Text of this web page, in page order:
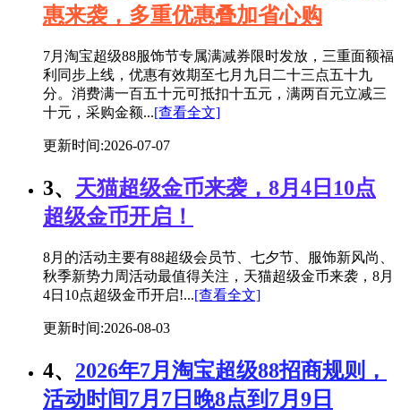
惠来袭，多重优惠叠加省心购
7月淘宝超级88服饰节专属满减券限时发放，三重面额福
利同步上线，优惠有效期至七月九日二十三点五十九
分。消费满一百五十元可抵扣十五元，满两百元立减三
十元，采购金额...[查看全文]
更新时间:2026-07-07
3、 天猫超级金币来袭，8月4日10点
超级金币开启！
8月的活动主要有88超级会员节、七夕节、服饰新风尚、
秋季新势力周活动最值得关注，天猫超级金币来袭，8月
4日10点超级金币开启!...[查看全文]
更新时间:2026-08-03
4、 2026年7月淘宝超级88招商规则，
活动时间7月7日晚8点到7月9日